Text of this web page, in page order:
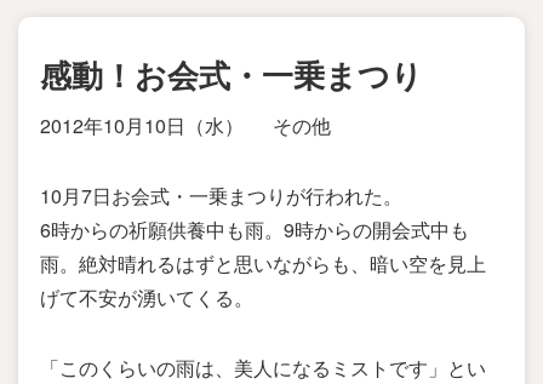
感動！お会式・一乗まつり
2012年10月10日（水） その他
10月7日お会式・一乗まつりが行われた。
6時からの祈願供養中も雨。9時からの開会式中も
雨。絶対晴れるはずと思いながらも、暗い空を見上
げて不安が湧いてくる。
「このくらいの雨は、美人になるミストです」とい